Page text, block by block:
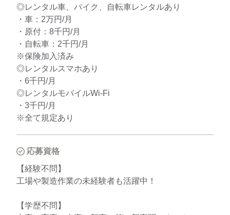
◎レンタル車、バイク、自転車レンタルあり
・車：2万円/月
・原付：8千円/月
・自転車：2千円/月
※保険加入済み
◎レンタルスマホあり
・6千円/月
◎レンタルモバイルWi-Fi
・3千円/月
※全て規定あり
応募資格
【経験不問】
工場や製造作業の未経験者も活躍中！
【学歴不問】